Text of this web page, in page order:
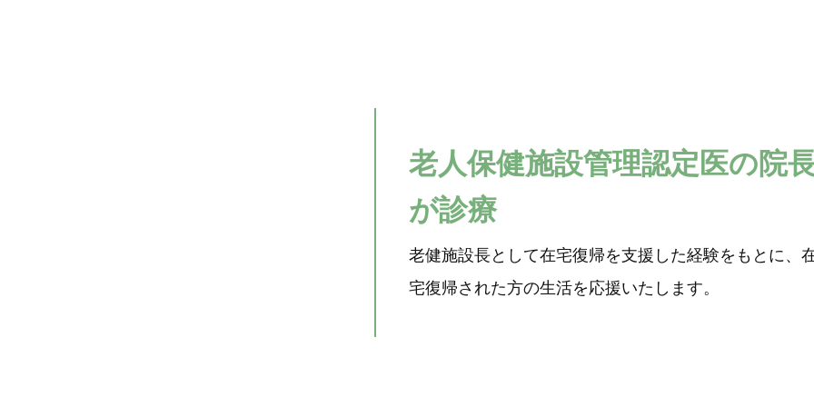
老人保健施設管理認定医の院
が診療
老健施設長として在宅復帰を支援した経験をもとに、
宅復帰された方の生活を応援いたします。